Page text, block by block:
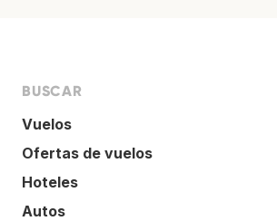
BUSCAR
Vuelos
Ofertas de vuelos
Hoteles
Autos